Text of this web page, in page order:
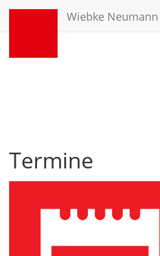
Wiebke Neumann
Termine